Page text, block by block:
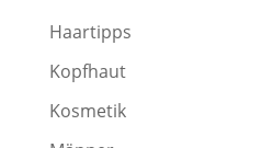
Haartipps
Kopfhaut
Kosmetik